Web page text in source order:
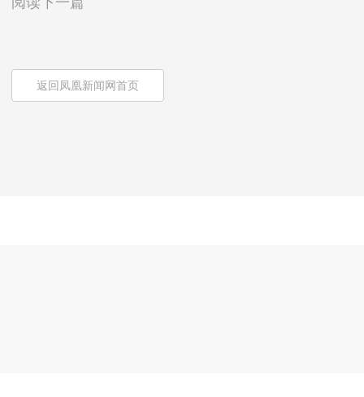
返回凤凰新闻网首页